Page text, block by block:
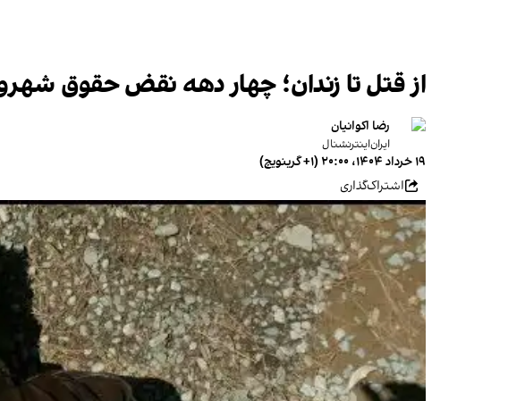
از قتل تا زندان؛ چهار دهه نقض حقوق
رضا اکوانیان
ایران‌اینترنشنال
۱۹ خرداد ۱۴۰۴، ۲۰:۰۰ (‎+۱ گرینویچ)
اشتراک‌گذاری